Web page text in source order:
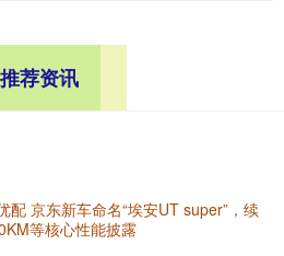
推荐资讯
配 京东新车命名“埃安UT super”，续
等核心性能披露